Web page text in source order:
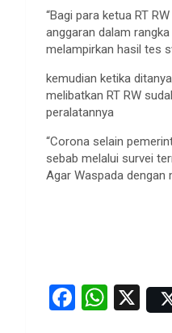
“Bagi para ketua RT
anggaran dalam
melampirkan hasil tes
kemudian ketika
melibatkan RT RW
peralatannya
“Corona selain
sebab melalui survei
Agar Waspada dengan
F
W X